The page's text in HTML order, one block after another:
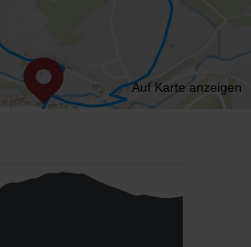
Auf Karte anzeigen